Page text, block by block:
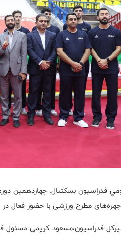
فدراسيون بسكتبال، چهاردهمین
مطرح ورزشی با حضور فعال در
فدراسيون،مسعود كريمي مسئول